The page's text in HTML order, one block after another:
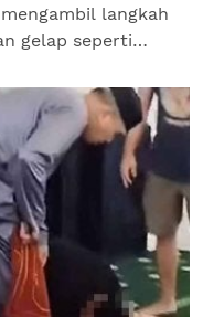
langkah
gelap seperti